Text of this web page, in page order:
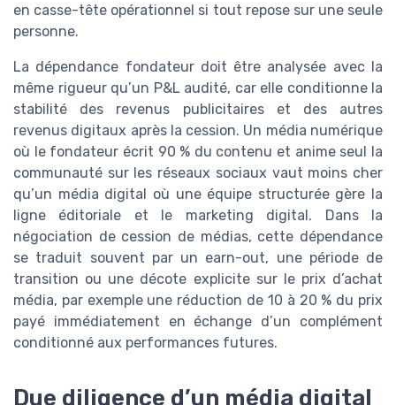
en casse-tête opérationnel si tout repose sur une seule
personne.
La dépendance fondateur doit être analysée avec la
même rigueur qu’un P&L audité, car elle conditionne la
stabilité des revenus publicitaires et des autres
revenus digitaux après la cession. Un média numérique
où le fondateur écrit 90 % du contenu et anime seul la
communauté sur les réseaux sociaux vaut moins cher
qu’un média digital où une équipe structurée gère la
ligne éditoriale et le marketing digital. Dans la
négociation de cession de médias, cette dépendance
se traduit souvent par un earn-out, une période de
transition ou une décote explicite sur le prix d’achat
média, par exemple une réduction de 10 à 20 % du prix
payé immédiatement en échange d’un complément
conditionné aux performances futures.
Due diligence d’un média digital